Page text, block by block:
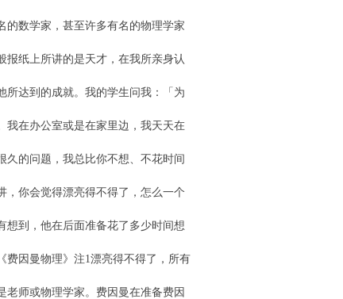
的数学家，甚至许多有名的物理学家
报纸上所讲的是天才，在我所亲身认
所达到的成就。我的学生问我：「为
我在办公室或是在家里边，我天天在
久的问题，我总比你不想、不花时间
，你会觉得漂亮得不得了，怎么一个
想到，他在后面准备花了多少时间想
费因曼物理》注1漂亮得不得了，所有
老师或物理学家。费因曼在准备费因